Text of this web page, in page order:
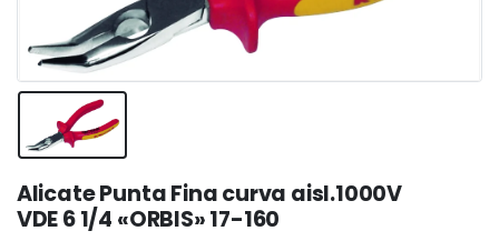
Alicate Punta Fina curva aisl.1000V
VDE 6 1/4 «ORBIS» 17-160